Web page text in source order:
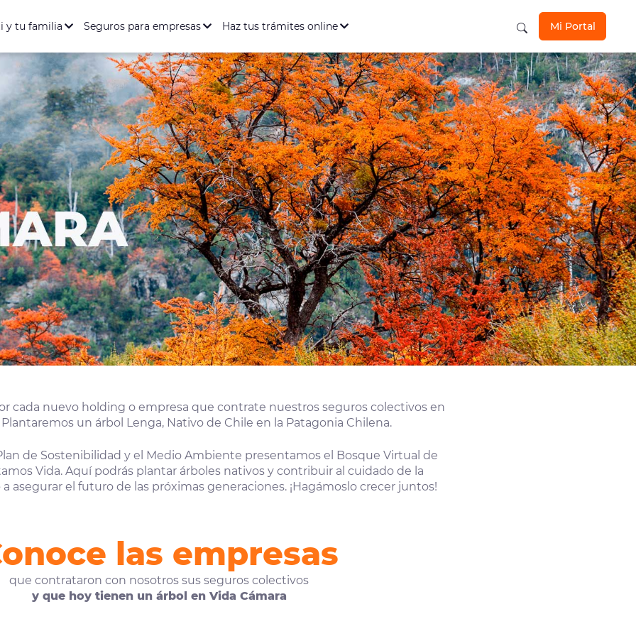
y tu familia Seguros para empresas Haz tus trámites online Mi Portal
los seguros aquí
cada nuevo holding o empresa que contrate nuestros seguros colectivos en
un árbol Lenga, Nativo de Chile en la Patagonia Chilena.
de Sostenibilidad y el Medio Ambiente presentamos el Bosque Virtual de
Vida. Aquí podrás plantar árboles nativos y contribuir al cuidado de la
asegurar el futuro de las próximas generaciones. ¡Hagámoslo crecer juntos!
las empresas
que contrataron con nosotros sus seguros colectivos
y que hoy tienen un árbol en Vida Cámara